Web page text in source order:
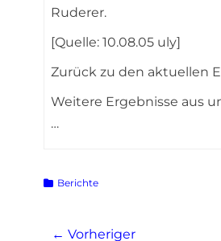
Ruderer.
[Quelle: 10.08.05 uly]
Zurück zu den aktuellen
Weitere Ergebnisse aus
…
Kategorien
Berichte
Beitragsnavigation
← Vorheriger